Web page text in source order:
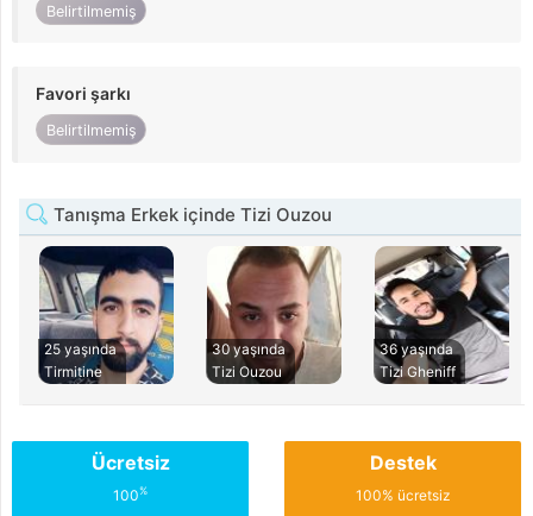
Belirtilmemiş
Favori şarkı
Belirtilmemiş
Tanışma Erkek içinde Tizi Ouzou
25 yaşında
Tirmitine
30 yaşında
Tizi Ouzou
36 yaşında
Tizi Gheniff
Ücretsiz
100%
Destek
100% ücretsiz